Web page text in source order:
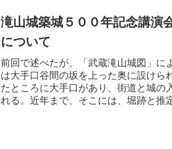
滝山城築城５００年記念講
について
前回で述べたが、「武蔵滝山城図」に
は大手口谷間の坂を上った奥に設けら
たところに大手口があり、街道と城の
れる。近年まで、そこには、堀跡と推